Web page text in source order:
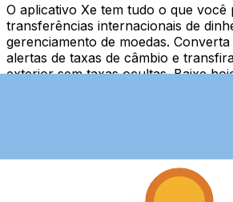
O aplicativo Xe tem tudo o que você
transferências internacionais de
gerenciamento de moedas.
alertas de taxas de câmbio e
exterior sem taxas ocultas. Baixe